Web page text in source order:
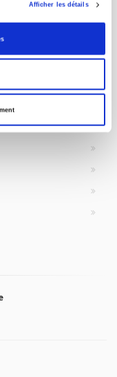
Afficher les détails
role: to publish